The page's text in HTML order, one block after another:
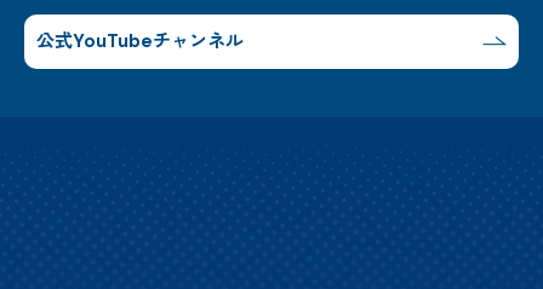
公式YouTubeチャンネル